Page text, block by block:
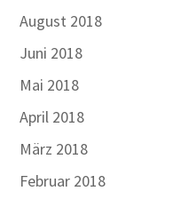
August 2018
Juni 2018
Mai 2018
April 2018
März 2018
Februar 2018